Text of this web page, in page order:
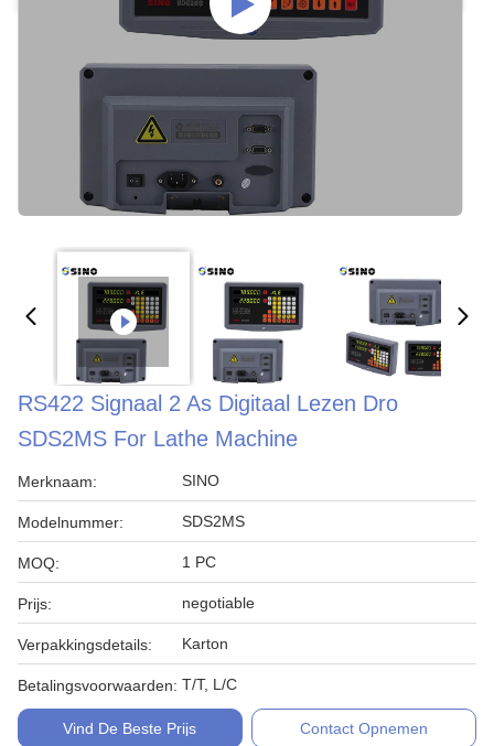
RS422 Signaal 2 As Digitaal Lezen Dro
SDS2MS For Lathe Machine
Merknaam: SINO
Modelnummer: SDS2MS
MOQ: 1 PC
Prijs: negotiable
Verpakkingsdetails: Karton
Betalingsvoorwaarden: T/T, L/C
Vind De Beste Prijs Contact Opnemen